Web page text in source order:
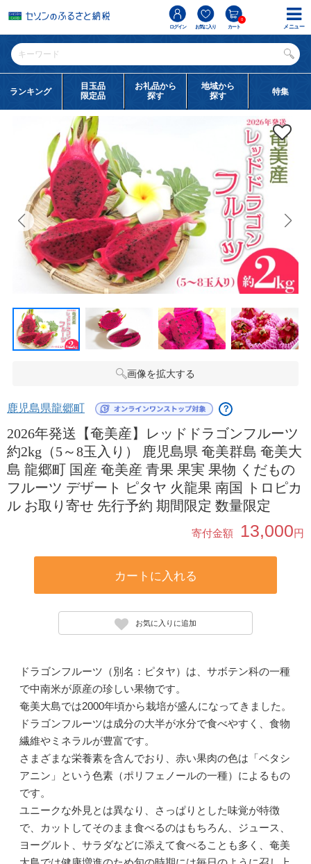
ログイン お気に入り カート
0
ランキング
目玉品
限定品
お礼品から
探す
地域から
探す
特集
画像を拡大する
鹿児島県龍郷町 ？
2026年発送【奄美産】レッドドラゴンフルーツ
約2kg（5～8玉入り） 鹿児島県 奄美群島 奄美大
島 龍郷町 国産 奄美産 青果 果実 果物 くだもの
フルーツ デザート ピタヤ 火龍果 南国 トロピカ
ル お取り寄せ 先行予約 期間限定 数量限定
寄付金額 13,000円
カートに入れる
お気に入りに追加
ドラゴンフルーツ（別名：ピタヤ）は、サボテン科の一種
で中南米が原産の珍しい果物です。
奄美大島では2000年頃から栽培が盛んになってきました。
ドラゴンフルーツは成分の大半が水分で食べやすく、食物
繊維やミネラルが豊富です。
さまざまな栄養素を含んでおり、赤い果肉の色は「ベタシ
アニン」という色素（ポリフェノールの一種）によるもの
です。
ユニークな外見とは異なり、さっぱりとした味覚が特徴
で、カットしてそのまま食べるのはもちろん、ジュース、
ヨーグルト、サラダなどに添えて食べることも多く、奄美
メニュー